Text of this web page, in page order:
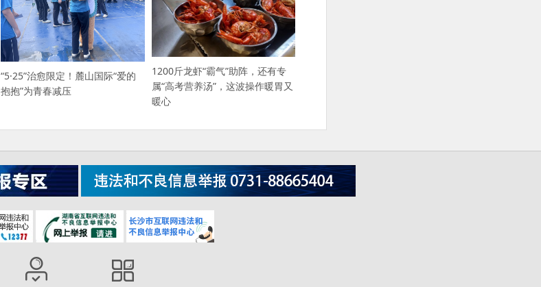
“5·25”治愈限定！麓山国际“爱的
抱抱”为青春减压
1200斤龙虾“霸气”助阵，还有专
属“高考营养汤”，这波操作暖胃又
暖心